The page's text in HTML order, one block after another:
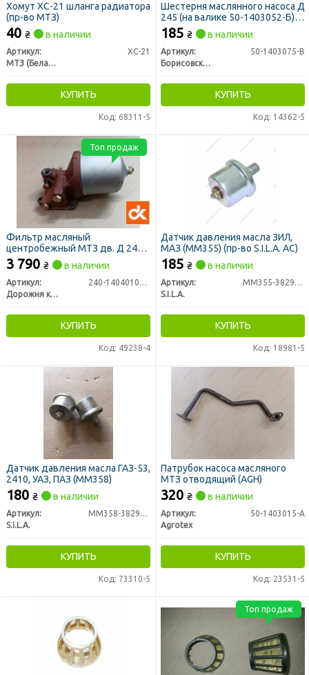
Хомут ХС-21 шланга радиатора
(пр-во МТЗ)
40 ₴ в наличии
Артикул:
ХС-21
МТЗ (Беларусь)
КУПИТЬ
Код: 68311-5
Шестерня маслянного насоса Д
245 (на валике 50-1403052-Б)
(пр-во БЗА)
185 ₴ в наличии
Артикул:
50-1403075-В
Борисовский Завод Агрегатов, Беларусь
КУПИТЬ
Код: 14362-5
Фильтр масляный
центробежный МТЗ дв. Д 240,
Д 243 (центрифуга) (ДК)
3 790 ₴ в наличии
Артикул:
240-1404010А-01
Дорожня карта
КУПИТЬ
Код: 49238-4
Топ продаж
Датчик давления масла ЗИЛ,
МАЗ (ММ355) (пр-во S.I.L.A. AC)
185 ₴ в наличии
Артикул:
ММ355-3829010
S.I.L.A.
КУПИТЬ
Код: 18981-5
Датчик давления масла ГАЗ-53,
2410, УАЗ, ПАЗ (ММ358)
180 ₴ в наличии
Артикул:
ММ358-3829010
S.I.L.A.
КУПИТЬ
Код: 73310-5
Патрубок насоса масляного
МТЗ отводящий (AGH)
320 ₴ в наличии
Артикул:
50-1403015-А
Agrotex
КУПИТЬ
Код: 23531-5
Топ продаж